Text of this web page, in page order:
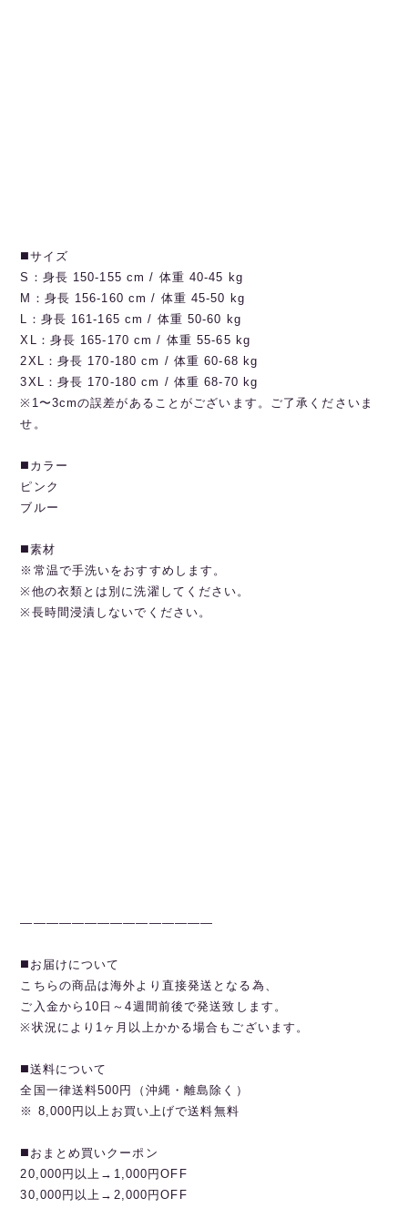
◼️サイズ
S：身長 150-155 cm / 体重 40-45 kg
M：身長 156-160 cm / 体重 45-50 kg
L：身長 161-165 cm / 体重 50-60 kg
XL：身長 165-170 cm / 体重 55-65 kg
2XL：身長 170-180 cm / 体重 60-68 kg
3XL：身長 170-180 cm / 体重 68-70 kg
※1〜3cmの誤差があることがございます。ご了承くださいま
せ。
◼️カラー
ピンク
ブルー
◼️素材
※常温で手洗いをおすすめします。
※他の衣類とは別に洗濯してください。
※長時間浸漬しないでください。
———————————————
◼️お届けについて
こちらの商品は海外より直接発送となる為、
ご入金から10日～4週間前後で発送致します。
※状況により1ヶ月以上かかる場合もございます。
◼️送料について
全国一律送料500円（沖縄・離島除く）
※ 8,000円以上お買い上げで送料無料
◼️おまとめ買いクーポン
20,000円以上→1,000円OFF
30,000円以上→2,000円OFF